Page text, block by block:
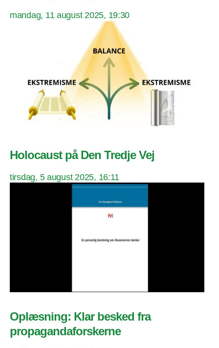
mandag, 11 august 2025, 19:30
Holocaust på Den Tredje Vej
tirsdag, 5 august 2025, 16:11
Oplæsning: Klar besked fra
propagandaforskerne